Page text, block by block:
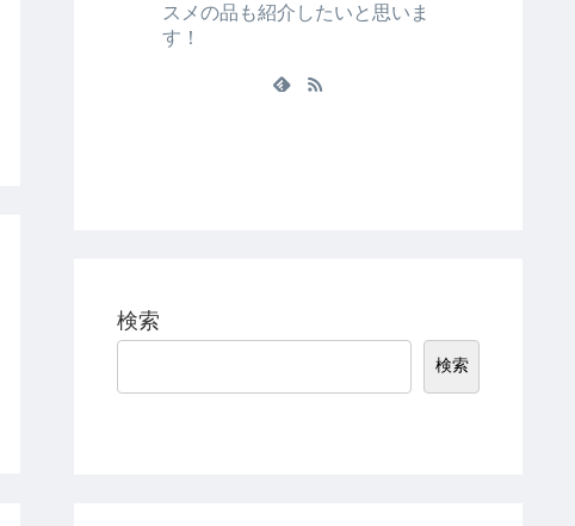
スメの品も紹介したいと思いま
す！
検索
検索